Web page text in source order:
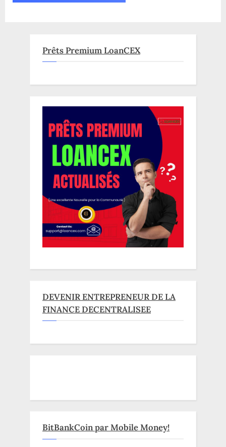
Prêts Premium LoanCEX
DEVENIR ENTREPRENEUR DE LA
FINANCE DECENTRALISEE
BitBankCoin par Mobile Money!